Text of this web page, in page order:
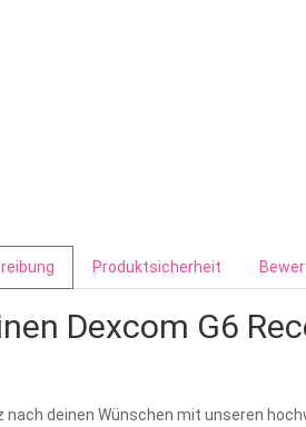
Produktsicherheit
Dexcom G6
nach deinen Wünschen mit unseren